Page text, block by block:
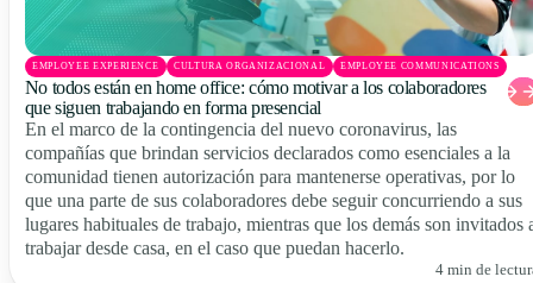
EMPLOYEE EXPERIENCE CULTURA ORGANIZACIONAL EMPLOYEE COMMUNICATIONS
No todos están en home office: cómo motivar a los colaboradores
que siguen trabajando en forma presencial
En el marco de la contingencia del nuevo coronavirus, las
compañías que brindan servicios declarados como esenciales a la
comunidad tienen autorización para mantenerse operativas, por lo
que una parte de sus colaboradores debe seguir concurriendo a sus
lugares habituales de trabajo, mientras que los demás son invitados
trabajar desde casa, en el caso que puedan hacerlo.
4 min de